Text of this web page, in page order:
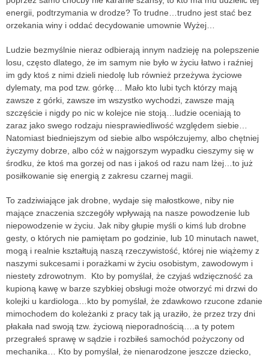
energii, podtrzymania w drodze? To trudne…trudno jest stać bez
orzekania winy i oddać decydowanie umownie Wyżej…
Ludzie bezmyślnie nieraz odbierają innym nadzieję na polepszenie
losu, często dlatego, że im samym nie było w życiu łatwo i raźniej
im gdy ktoś z nimi dzieli niedolę lub również przeżywa życiowe
dylematy, ma pod tzw. górkę… Mało kto lubi tych którzy mają
zawsze z górki, zawsze im wszystko wychodzi, zawsze mają
szczęście i nigdy po nic w kolejce nie stoją…ludzie oceniają to
zaraz jako swego rodzaju niesprawiedliwość względem siebie…
Natomiast biedniejszym od siebie albo współczujemy, albo chętniej
życzymy dobrze, albo cóż w najgorszym wypadku cieszymy się w
środku, że ktoś ma gorzej od nas i jakoś od razu nam lżej…to już
posiłkowanie się energią z zakresu czarnej magii.
To zadziwiające jak drobne, wydaje się małostkowe, niby nie
mające znaczenia szczegóły wpływają na nasze powodzenie lub
niepowodzenie w życiu. Jak niby głupie myśli o kimś lub drobne
gesty, o których nie pamiętam po godzinie, lub 10 minutach nawet,
mogą i realnie kształtują naszą rzeczywistość, której nie wiążemy z
naszymi sukcesami i porażkami w życiu osobistym, zawodowym i
niestety zdrowotnym. Kto by pomyślał, że czyjaś wdzięczność za
kupioną kawę w barze szybkiej obsługi może otworzyć mi drzwi do
kolejki u kardiologa…kto by pomyślał, że zdawkowo rzucone zdanie
mimochodem do koleżanki z pracy tak ją uraziło, że przez trzy dni
płakała nad swoją tzw. życiową nieporadnością….a ty potem
przegrałeś sprawę w sądzie i rozbiłeś samochód pożyczony od
mechanika… Kto by pomyślał, że nienarodzone jeszcze dziecko,